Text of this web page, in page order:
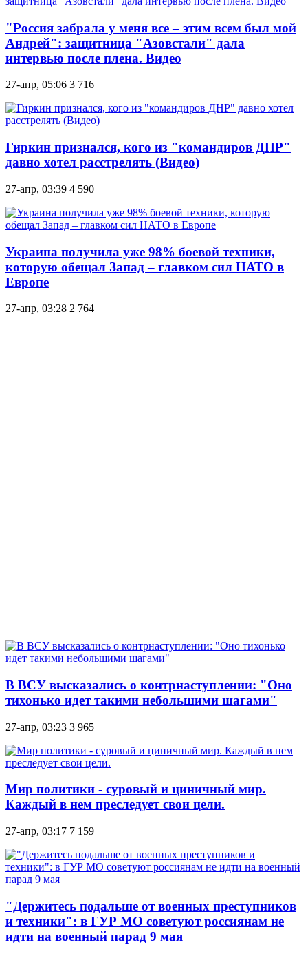
"Россия забрала у меня все – этим всем был мой
Андрей": защитница "Азовстали" дала
интервью после плена. Видео
27-апр, 05:06 3 716
Гиркин признался, кого из "командиров ДНР"
давно хотел расстрелять (Видео)
27-апр, 03:39 4 590
Украина получила уже 98% боевой техники,
которую обещал Запад – главком сил НАТО в
Европе
27-апр, 03:28 2 764
В ВСУ высказались о контрнаступлении: "Оно
тихонько идет такими небольшими шагами"
27-апр, 03:23 3 965
Мир политики - суровый и циничный мир.
Каждый в нем преследует свои цели.
27-апр, 03:17 7 159
"Держитесь подальше от военных преступников
и техники": в ГУР МО советуют россиянам не
идти на военный парад 9 мая